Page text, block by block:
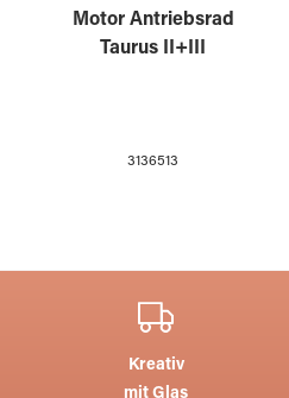
Motor Antriebsrad
Taurus II+III
3136513
Kreativ